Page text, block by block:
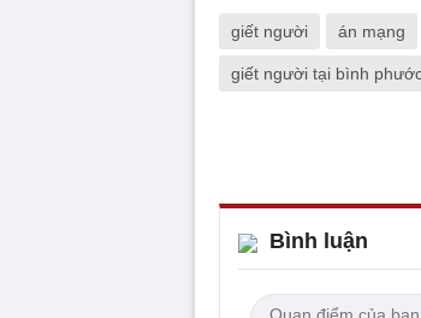
giết người án mạng
giết người tại bình
Bình luận